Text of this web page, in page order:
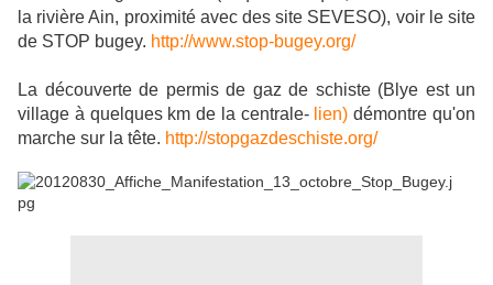
la rivière Ain, proximité avec des site SEVESO), voir le site
de STOP bugey. http://www.stop-bugey.org/
La découverte de permis de gaz de schiste (Blye est un
village à quelques km de la centrale- lien) démontre qu'on
marche sur la tête. http://stopgazdeschiste.org/